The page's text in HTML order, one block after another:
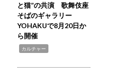
と猫”の共演 歌舞伎座
そばのギャラリー
YOHAKUで8月20日か
ら開催
カルチャー